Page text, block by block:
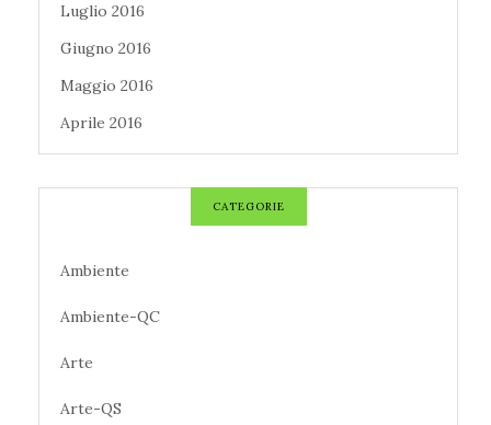
Luglio 2016
Giugno 2016
Maggio 2016
Aprile 2016
CATEGORIE
Ambiente
Ambiente-QC
Arte
Arte-QS